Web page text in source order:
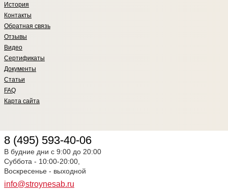
История
Контакты
Обратная связь
Отзывы
Видео
Сертификаты
Документы
Статьи
FAQ
Карта сайта
8 (495) 593-40-06
В будние дни с 9:00 до 20:00
Суббота - 10:00-20:00,
Воскресенье - выходной
info@stroynesab.ru